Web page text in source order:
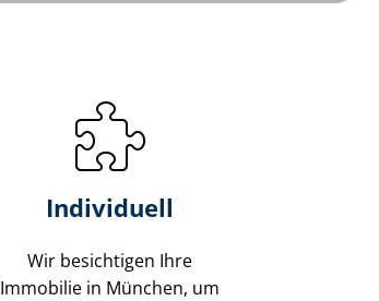
Individuell
Wir besichtigen Ihre
Immobilie in München, um